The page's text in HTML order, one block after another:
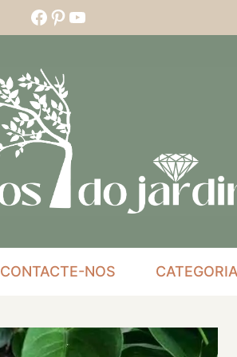
Facebook
Pinterest
YouTube
CONTACTE-NOS